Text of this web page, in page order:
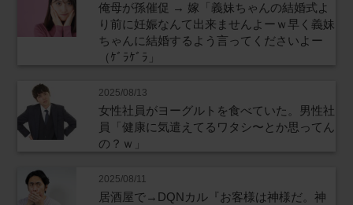
俺母が孫催促 → 嫁「義妹ちゃんの結婚式よ
り前に妊娠なんて出来ませんよーｗ早く義妹
ちゃんに結婚するよう言ってくださいよー
（ｹﾞﾗｹﾞﾗ」
2025/08/13
女性社員がヨーグルトを食べていた。男性社
員「健康に気遣えてるワタシ〜とか思ってん
の？ｗ」
2025/08/11
居酒屋で→DQNカル『お客様は神様だ。神